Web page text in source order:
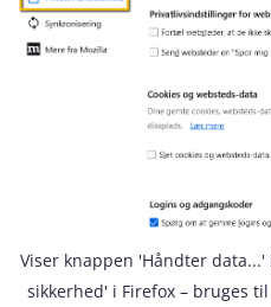
Viser knappen 'Håndter
sikkerhed' i Firefox – bruges